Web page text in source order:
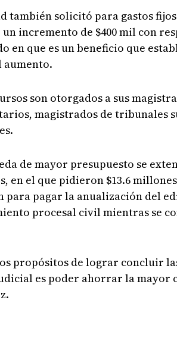
también solicitó para gastos
incremento de $400 mil con
en que es un beneficio que
aumento.
son otorgados a sus
magistrados de tribunales
de mayor presupuesto se
en el que pidieron $13.6
para pagar la anualización del
procesal civil mientras se
propósitos de lograr concluir
es poder ahorrar la mayor